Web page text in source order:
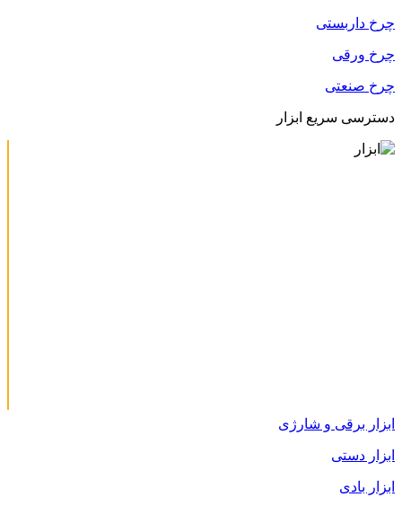
چرخ داربستی
چرخ ورقی
چرخ صنعتی
دسترسی سریع ابزار
ابزار برقی و شارژی
ابزار دستی
ابزار بادی